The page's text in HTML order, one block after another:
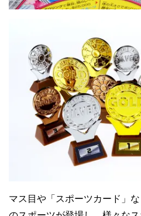
マス目や「スポーツカード」